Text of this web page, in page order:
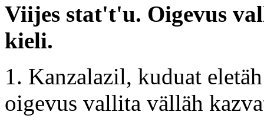
Viijes stat't'u. Oigevus
kieli.
1. Kanzalazil, kuduat
oigevus vallita välläh